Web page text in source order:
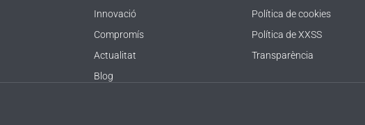
Innovació
Compromís
Actualitat
Blog
Política de cookies
Política de XXSS
Transparència